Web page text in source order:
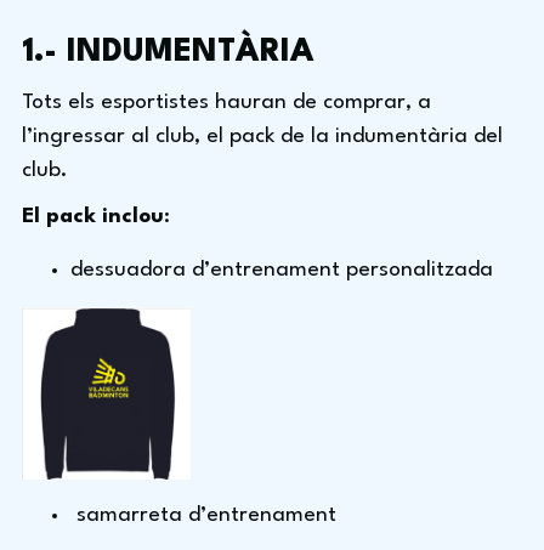
1.- INDUMENTÀRIA
Tots els esportistes hauran de comprar, a
l’ingressar al club, el pack de la indumentària del
club.
El pack inclou:
dessuadora d’entrenament personalitzada
samarreta d’entrenament